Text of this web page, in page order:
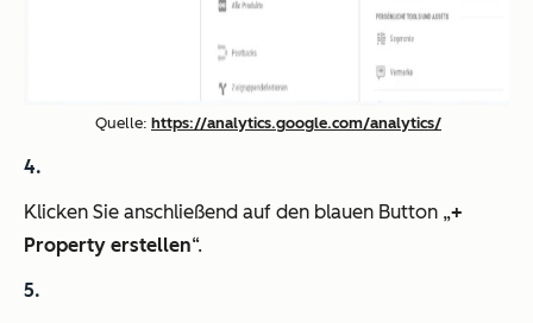
Quelle: https://analytics.google.com/analytics/
Klicken Sie anschließend auf den blauen Button „+
Property erstellen“.